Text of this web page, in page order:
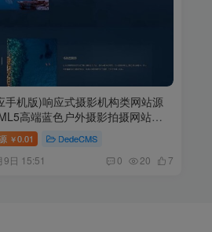
手机版)响应式摄影机构类网站源
高端蓝色户外摄影拍摄网站织
￥0.01 DedeCMS
9日 15:51 0 20 7